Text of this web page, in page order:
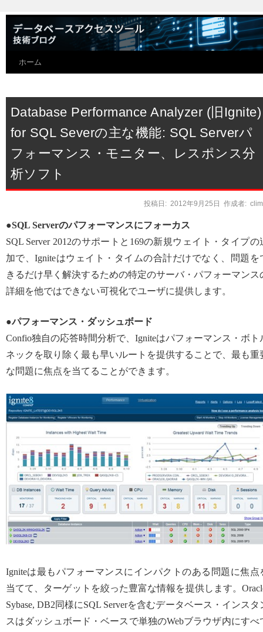
ホーム
Database Performance Analyzer (旧Ignite)
for SQL Severの主な機能: SQL Serverパ
フォーマンス・モニター、レスポンス分
析ソフト
投稿日: 2012年9月25日 作成者:
●SQL Serverのパフォーマンスにフォーカス
SQL Server 2012のサポートと169の新規ウェイト・タイプの
加で、Igniteはウェイト・タイムの合計だけでなく、問題を
きるだけ早く解決するための特定のサーバ・パフォーマンス
詳細を他ではできない可視化でユーザに提供します。
●パフォーマンス・ダッシュボード
Confio独自の応答時間分析で、Igniteはパフォーマンス・ボト
ネックを取り除く最も早いルートを提供することで、最も重
な問題に焦点を当てることができます。
Igniteは最もパフォーマンスにインパクトのある問題に焦点
当てて、ターゲットを絞った豊富な情報を提供します。
Sybase, DB2同様にSQL Serverを含むデータベース・インスタ
スはダッシュボード・ベースで単独のWebブラウザ内にすべ